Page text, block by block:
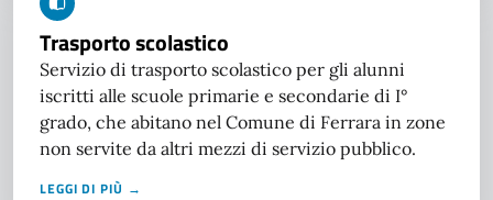
Trasporto scolastico
Servizio di trasporto scolastico per gli alunni
iscritti alle scuole primarie e secondarie di I°
grado, che abitano nel Comune di Ferrara in zone
non servite da altri mezzi di servizio pubblico.
LEGGI DI PIÙ →